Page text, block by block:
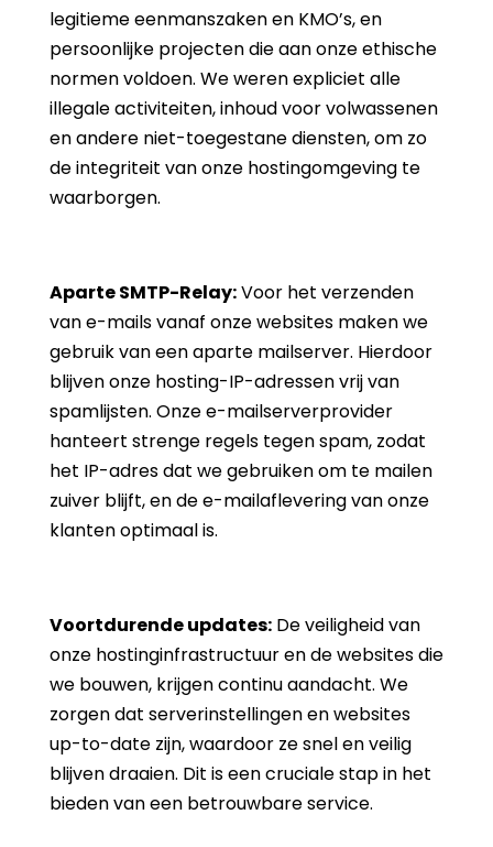
legitieme eenmanszaken en KMO’s, en
persoonlijke projecten die aan onze ethische
normen voldoen. We weren expliciet alle
illegale activiteiten, inhoud voor volwassenen
en andere niet-toegestane diensten, om zo
de integriteit van onze hostingomgeving te
waarborgen.
Aparte SMTP-Relay:Voor het verzenden
van e-mails vanaf onze websites maken we
gebruik van een aparte mailserver. Hierdoor
blijven onze hosting-IP-adressen vrij van
spamlijsten. Onze e-mailserverprovider
hanteert strenge regels tegen spam, zodat
het IP-adres dat we gebruiken om te mailen
zuiver blijft, en de e-mailaflevering van onze
klanten optimaal is.
Voortdurende updates:De veiligheid van
onze hostinginfrastructuur en de websites die
we bouwen, krijgen continu aandacht. We
zorgen dat serverinstellingen en websites
up-to-date zijn, waardoor ze snel en veilig
blijven draaien. Dit is een cruciale stap in het
bieden van een betrouwbare service.